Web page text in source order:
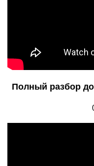
Полный разбор